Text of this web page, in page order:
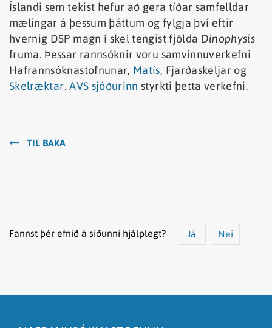
Íslandi sem tekist hefur að gera tíðar samfelldar
mælingar á þessum þáttum og fylgja því eftir
hvernig DSP magn í skel tengist fjölda Dinophysis
fruma. Þessar rannsóknir voru samvinnuverkefni
Hafrannsóknastofnunar, Matís, Fjarðaskeljar og
Skelræktar.AVS sjóðurinn styrkti þetta verkefni.
TIL BAKA
Fannst þér efnið á síðunni hjálplegt? Já Nei